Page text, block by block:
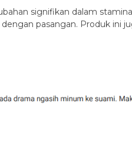
signifikan dalam
pasangan. Produk ini